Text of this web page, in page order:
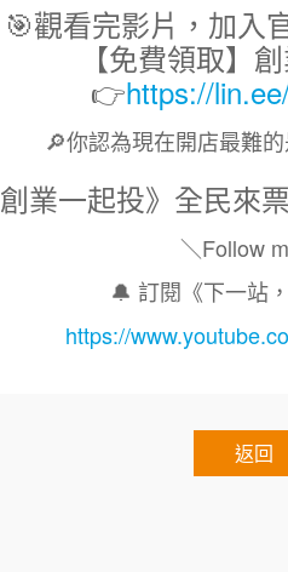
🎯觀看完影片，加入
【免費領取】
👉https://
🔎你認為現在開店最難
創業一起投》全民來
＼Follow
🔔 訂閱《下一站
https://
返回